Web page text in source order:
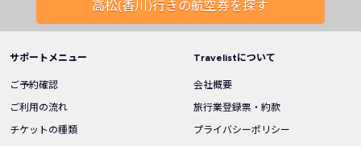
高松(香川)行きの航空券を探す
サポートメニュー
ご予約確認
ご利用の流れ
チケットの種類
Travelistについて
会社概要
旅行業登録票・約款
プライバシーポリシー